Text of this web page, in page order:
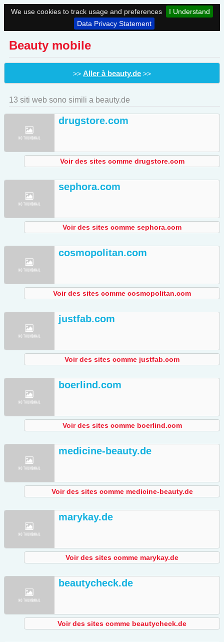
We use cookies to track usage and preferences
I Understand
Data Privacy Statement
Beauty mobile
>> Aller à beauty.de >>
13 siti web sono simili a beauty.de
drugstore.com
Voir des sites comme drugstore.com
sephora.com
Voir des sites comme sephora.com
cosmopolitan.com
Voir des sites comme cosmopolitan.com
justfab.com
Voir des sites comme justfab.com
boerlind.com
Voir des sites comme boerlind.com
medicine-beauty.de
Voir des sites comme medicine-beauty.de
marykay.de
Voir des sites comme marykay.de
beautycheck.de
Voir des sites comme beautycheck.de